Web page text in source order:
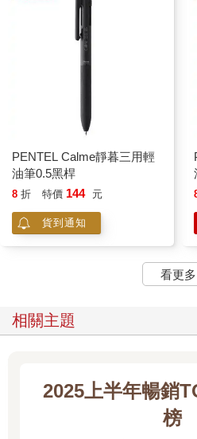
PENTEL Calme靜暮三用輕
油筆0.5黑桿
8 折 特價 144 元
貨到通知
看更多
相關主題
2025上半年暢銷
榜